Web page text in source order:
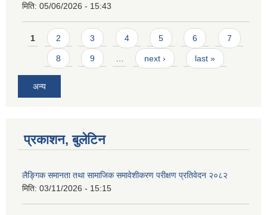
मिति: 05/06/2026 - 15:43
Pages
1 2 3 4 5 6 7
8 9 … next › last »
अन्य
प्रकाशन, बुलेटिन
लैङ्गिक समानता तथा सामाजिक समावेशीकरण परीक्षण प्रतिवेदन २०८२
मिति: 03/11/2026 - 15:15